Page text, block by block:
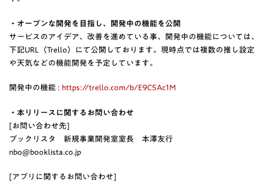
・オープンな開発を目指し、開発中の機能を公開
サービスのアイデア、改善を進めている事、開発中の機能については、
下記URL（Trello）にて公開しております。現時点では複数の推し設定
や天気などの機能開発を予定しています。
開発中の機能 : https://trello.com/b/E9C5Ac1M
・本リリースに関するお問い合わせ
[お問い合わせ先]
ブックリスタ 新規事業開発室室長 本澤友行
nbo@booklista.co.jp
[アプリに関するお問い合わせ]